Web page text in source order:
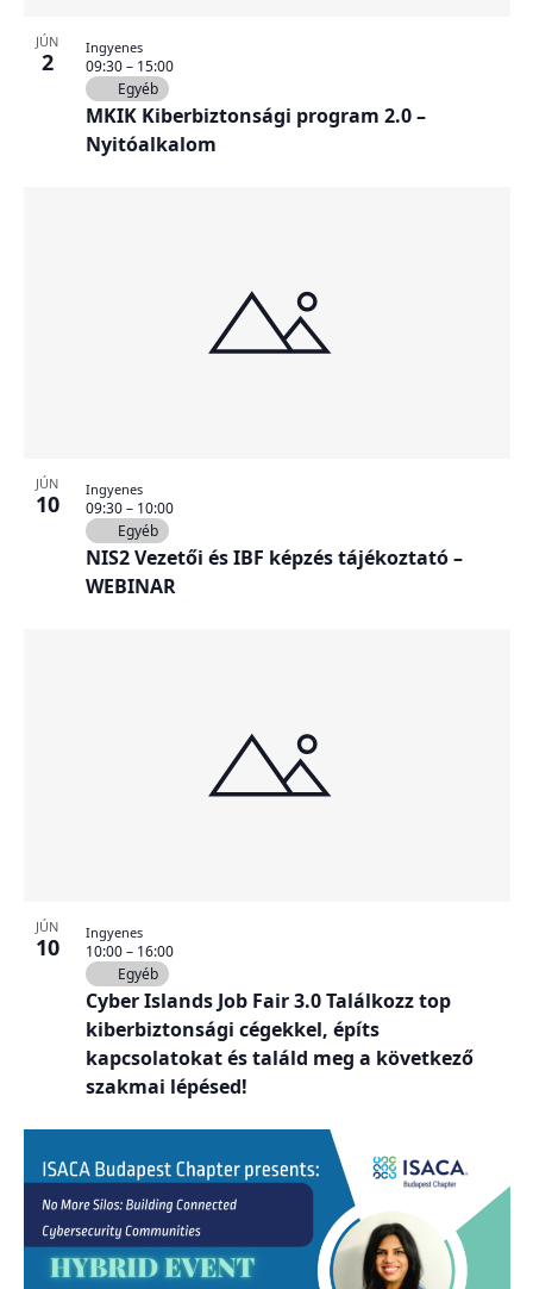
JÚN
2
MKIK Kiberbiztonsági program 2.0 –
Nyitóalkalom
09:30– 15:00
Egyéb
Ingyenes
JÚN
10
NIS2 Vezetői és IBF képzés tájékoztató –
WEBINAR
09:30– 10:00
Egyéb
Ingyenes
JÚN
10
Cyber Islands Job Fair 3.0 Találkozz top
kiberbiztonsági cégekkel, építs
kapcsolatokat és találd meg a következő
szakmai lépésed!
10:00– 16:00
Egyéb
Ingyenes